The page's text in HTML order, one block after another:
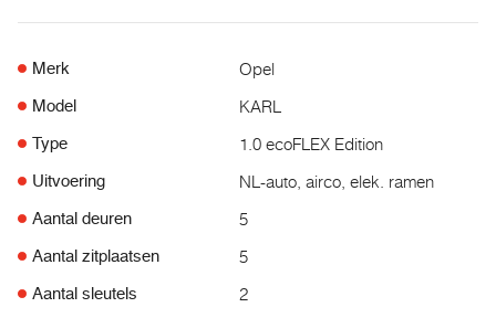
Merk Opel
Model KARL
Type 1.0 ecoFLEX Edition
Uitvoering NL-auto, airco, elek. ramen
Aantal deuren 5
Aantal zitplaatsen 5
Aantal sleutels 2